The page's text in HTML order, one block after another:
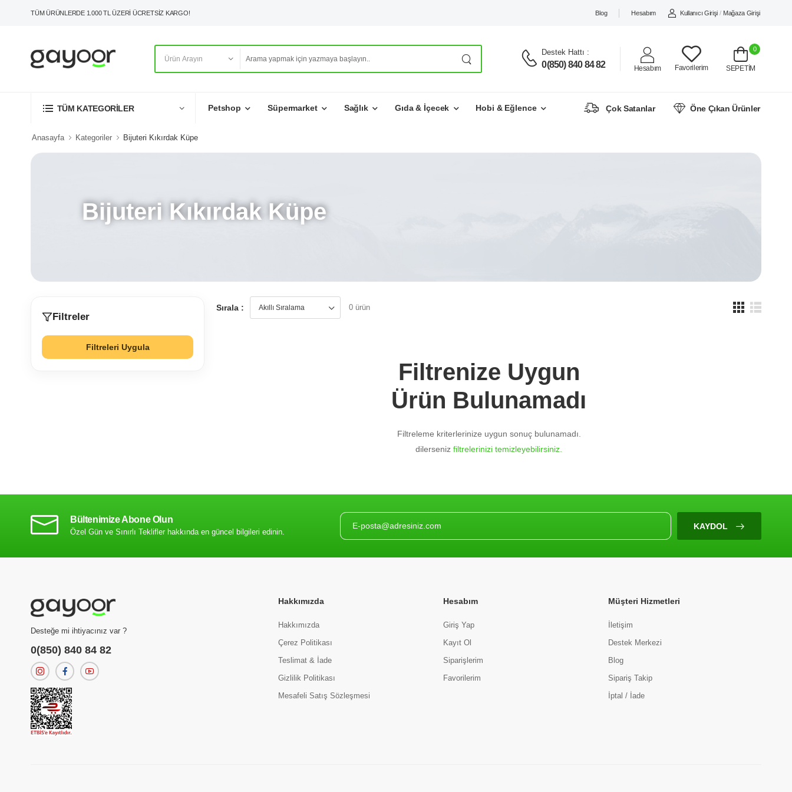
TÜM ÜRÜNLERDE 1.000 TL ÜZERİ ÜCRETSİZ KARGO! Blog Hesabım Kullanıcı Girişi / Mağaza Girişi
Destek Hattı :
0(850) 840 84 82 Hesabım Favorilerim
0
SEPETİM
TÜM KATEGORİLER Petshop Süpermarket Sağlık Gıda & İçecek Hobi & Eğlence Çok Satanlar Öne Çıkan Ürünler
Anasayfa Kategoriler Bijuteri Kıkırdak Küpe
Bijuteri Kıkırdak Küpe
Filtreler
Filtreleri Uygula
Sırala : 0 ürün
Filtrenize Uygun
Ürün Bulunamadı
Filtreleme kriterlerinize uygun sonuç bulunamadı.
dilerseniz filtrelerinizi temizleyebilirsiniz.
Bültenimize Abone Olun
Özel Gün ve Sınırlı Teklifler hakkında en güncel bilgileri edinin.
KAYDOL
Desteğe mi ihtiyacınız var ?
0(850) 840 84 82
Hakkımızda
Hakkımızda
Çerez Politikası
Teslimat & İade
Gizlilik Politikası
Mesafeli Satış Sözleşmesi
Hesabım
Giriş Yap
Kayıt Ol
Siparişlerim
Favorilerim
Müşteri Hizmetleri
İletişim
Destek Merkezi
Blog
Sipariş Takip
İptal / İade